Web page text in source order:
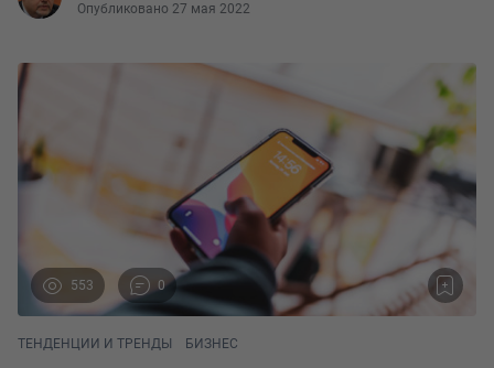
Опубликовано 27 мая 2022
553 0
ТЕНДЕНЦИИ И ТРЕНДЫ БИЗНЕС